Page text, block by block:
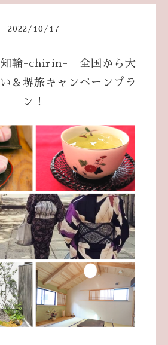
2022 / 10 / 17
知輪-chirin- 全国から大
＆堺旅キャンペーンプラ
ン！